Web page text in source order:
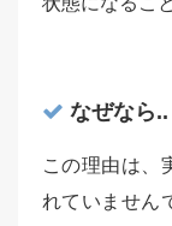
なぜなら..
この理由は、
れていません